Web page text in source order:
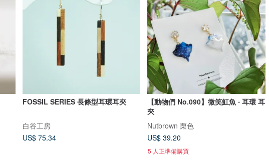
FOSSIL SERIES 長條型耳環耳夾
白谷工房
US$ 75.34
【動物們 No.090】微笑魟魚 ‧ 耳環 耳
夾
Nutbrown 栗色
US$ 39.20
5 人正準備購買